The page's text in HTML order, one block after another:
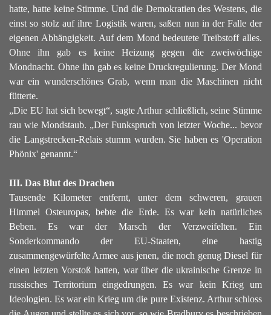
hatte, hatte keine Stimme. Und die Demokratien des Westens, die
einst so stolz auf ihre Logistik waren, saßen nun in der Falle der
eigenen Abhängigkeit. Auf dem Mond bedeutete Treibstoff alles.
Ohne ihn gab es keine Heizung gegen die zweiwöchige
Mondnacht. Ohne ihn gab es keine Druckregulierung. Der Mond
war ein wunderschönes Grab, wenn man die Maschinen nicht
fütterte.
„Die EU hat sich bewegt“, sagte Arthur schließlich, seine Stimme
rau wie Mondstaub. „Der Funkspruch von letzter Woche... bevor
die Langstrecken-Relais stumm wurden. Sie haben es 'Operation
Phönix' genannt.“
III. Das Blut des Drachen
Tausende Kilometer entfernt, unter dem schweren, grauen
Himmel Osteuropas, bebte die Erde. Es war kein natürliches
Beben. Es war der Marsch der Verzweifelten. Ein
Sonderkommando der EU-Staaten, eine hastig
zusammengewürfelte Armee aus jenen, die noch genug Diesel für
einen letzten Vorstoß hatten, war über die ukrainische Grenze in
russisches Territorium eingedrungen. Es war kein Krieg um
Ideologien. Es war ein Krieg um die pure Existenz. Arthur schloss